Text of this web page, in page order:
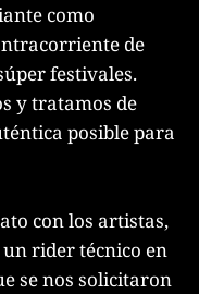
como
de
festivales.
y tratamos de
posible para
con los artistas,
rider técnico en
se nos solicitaron